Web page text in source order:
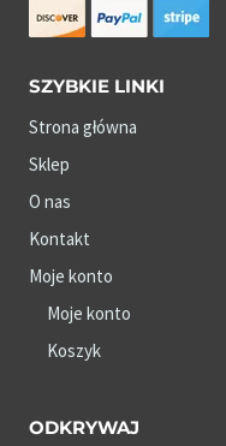
SZYBKIE LINKI
Strona główna
Sklep
O nas
Kontakt
Moje konto
Moje konto
Koszyk
ODKRYWAJ